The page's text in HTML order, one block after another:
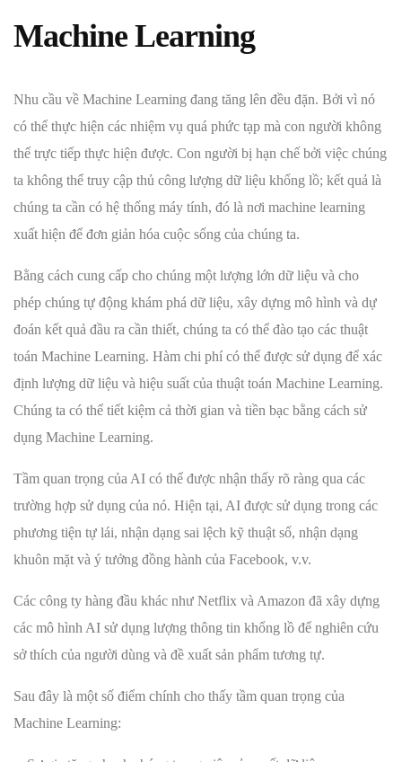
Machine Learning
Nhu cầu về Machine Learning đang tăng lên đều đặn. Bởi vì nó
có thể thực hiện các nhiệm vụ quá phức tạp mà con người không
thể trực tiếp thực hiện được. Con người bị hạn chế bởi việc chúng
ta không thể truy cập thủ công lượng dữ liệu khổng lồ; kết quả là
chúng ta cần có hệ thống máy tính, đó là nơi machine learning
xuất hiện để đơn giản hóa cuộc sống của chúng ta.
Bằng cách cung cấp cho chúng một lượng lớn dữ liệu và cho
phép chúng tự động khám phá dữ liệu, xây dựng mô hình và dự
đoán kết quả đầu ra cần thiết, chúng ta có thể đào tạo các thuật
toán Machine Learning. Hàm chi phí có thể được sử dụng để xác
định lượng dữ liệu và hiệu suất của thuật toán Machine Learning.
Chúng ta có thể tiết kiệm cả thời gian và tiền bạc bằng cách sử
dụng Machine Learning.
Tầm quan trọng của AI có thể được nhận thấy rõ ràng qua các
trường hợp sử dụng của nó. Hiện tại, AI được sử dụng trong các
phương tiện tự lái, nhận dạng sai lệch kỹ thuật số, nhận dạng
khuôn mặt và ý tưởng đồng hành của Facebook, v.v.
Các công ty hàng đầu khác như Netflix và Amazon đã xây dựng
các mô hình AI sử dụng lượng thông tin khổng lồ để nghiên cứu
sở thích của người dùng và đề xuất sản phẩm tương tự.
Sau đây là một số điểm chính cho thấy tầm quan trọng của
Machine Learning: